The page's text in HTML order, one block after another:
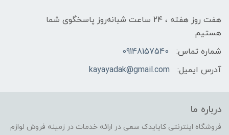
هفت روز هفته ، ۲۴ ساعت شبانه‌روز پاسخگوی شما
هستیم
شماره تماس:
09148157540
آدرس ایمیل:
kayayadak@gmail.com
درباره ما
فروشگاه اینترنتی کایایدک سعی در ارائه خدمات در زمینه فروش لوازم